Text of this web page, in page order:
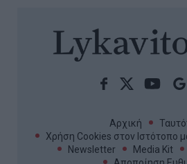
Αρχική
Χρήση Cookies στον Ιστότοπο
Newsletter
Media Kit